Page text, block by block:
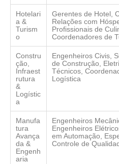
Hotelari
a &
Turism
o
Gerentes de Hotel,
Relações com
Profissionais de
Coordenadores de
Constru
ção,
Infraest
rutura
&
Logístic
a
Engenheiros Civis,
de Construção,
Técnicos,
Logística
Manufa
tura
Avança
da &
Engenh
aria
Engenheiros
Engenheiros
em Automação,
Controle de